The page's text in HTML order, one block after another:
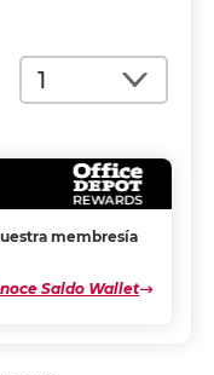
Cantidad
membresía
Saldo Wallet